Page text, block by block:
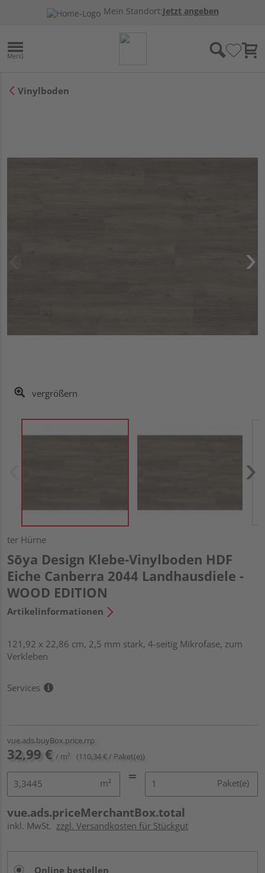
Mein Standort:Jetzt angeben
Vinylboden
vergrößern
ter Hürne
Sōya Design Klebe-Vinylboden HDF
Eiche Canberra 2044 Landhausdiele -
WOOD EDITION
Artikelinformationen
121,92 x 22,86 cm, 2,5 mm stark, 4-seitig Mikrofase, zum
Verkleben
Services
vue.ads.buyBox.price.rrp
32,99 € / m² (110,34 € / Paket(e))
m² Paket(e)
vue.ads.priceMerchantBox.total
inkl. MwSt. zzgl. Versandkosten für Stückgut
Online bestellen